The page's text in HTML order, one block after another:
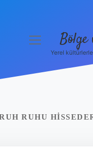
menüyü
Bölge
Yerel
RUHU